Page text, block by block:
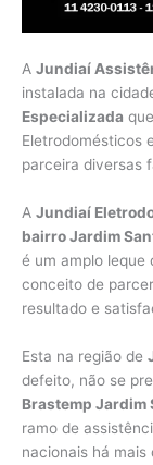
A Jundiaí
instalada na
Especializada
Eletrodomésticos
parceira diversas
A Jundiaí
bairro Jardim
é um amplo
conceito de
resultado e
Esta na região de
defeito, não se
Brastemp Jardim
ramo de
nacionais há